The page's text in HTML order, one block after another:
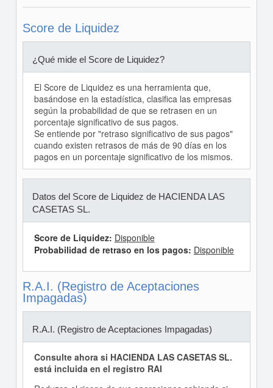
Score de Liquidez
¿Qué mide el Score de Liquidez?
El Score de Liquidez es una herramienta que,
basándose en la estadística, clasifica las empresas
según la probabilidad de que se retrasen en un
porcentaje significativo de sus pagos.
Se entiende por "retraso significativo de sus pagos"
cuando existen retrasos de más de 90 días en los
pagos en un porcentaje significativo de los mismos.
Datos del Score de Liquidez de HACIENDA LAS
CASETAS SL.
Score de Liquidez: Disponible
Probabilidad de retraso en los pagos: Disponible
R.A.I. (Registro de Aceptaciones
Impagadas)
R.A.I. (Registro de Aceptaciones Impagadas)
Consulte ahora si HACIENDA LAS CASETAS SL.
está incluida en el registro RAI